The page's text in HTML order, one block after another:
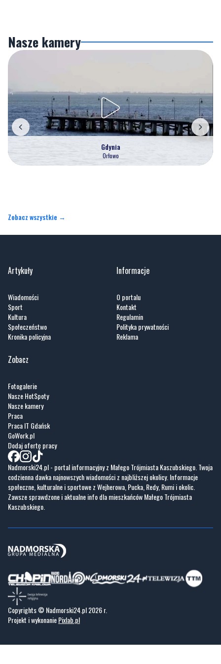
Nasze kamery
Gdynia
Orłowo
Zobacz wszystkie →
Artykuły
Wiadomości
Sport
Kultura
Społeczeństwo
Kronika policyjna
Informacje
O portalu
Kontakt
Regulamin
Polityka prywatności
Reklama
Zobacz
Fotogalerie
Nasze HotSpoty
Nasze kamery
Praca
Praca IT Gdańsk
GoWork.pl
Dodaj ofertę pracy
Nadmorski24.pl - portal informacyjny z Małego Trójmiasta Kaszubskiego. Twoja
codzienna dawka najnowszych wiadomości z najbliższej okolicy. Informacje
społeczne, kulturalne i sportowe z Wejherowa, Pucka, Redy, Rumi i okolic.
Zawsze sprawdzone i aktualne info dla mieszkańców Małego Trójmiasta
Kaszubskiego.
Copyrights © Nadmorski24.pl 2026 r.
Projekt i wykonaniePixlab.pl